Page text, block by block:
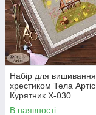
Набір для вишивання
хрестиком Тела Артіс
Курятник Х-030
В наявності